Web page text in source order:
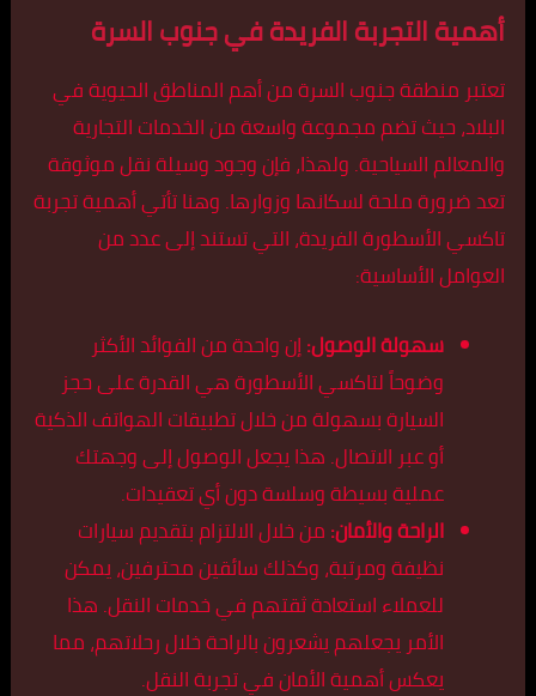
أهمية التجربة الفريدة في جنوب السرة
تعتبر منطقة جنوب السرة من أهم المناطق الحيوية في
البلاد، حيث تضم مجموعة واسعة من الخدمات التجارية
والمعالم السياحية. ولهذا، فإن وجود وسيلة نقل موثوقة
تعد ضرورة ملحة لسكانها وزوارها. وهنا تأتي أهمية تجربة
تاكسي الأسطورة الفريدة، التي تستند إلى عدد من
العوامل الأساسية:
سهولة الوصول:إن واحدة من الفوائد الأكثر
وضوحاً لتاكسي الأسطورة هي القدرة على حجز
السيارة بسهولة من خلال تطبيقات الهواتف الذكية
أو عبر الاتصال. هذا يجعل الوصول إلى وجهتك
عملية بسيطة وسلسة دون أي تعقيدات.
الراحة والأمان:من خلال الالتزام بتقديم سيارات
نظيفة ومرتبة، وكذلك سائقين محترفين، يمكن
للعملاء استعادة ثقتهم في خدمات النقل. هذا
الأمر يجعلهم يشعرون بالراحة خلال رحلاتهم، مما
يعكس أهمية الأمان في تجربة النقل.